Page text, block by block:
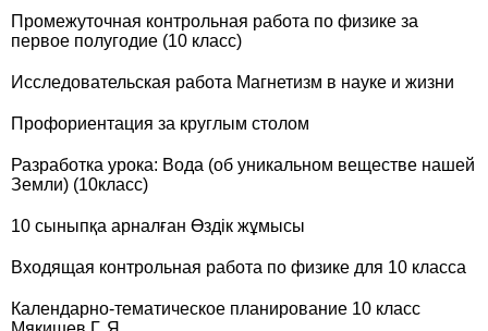
Промежуточная контрольная работа по физике за
первое полугодие (10 класс)
Исследовательская работа Магнетизм в науке и жизни
Профориентация за круглым столом
Разработка урока: Вода (об уникальном веществе нашей
Земли) (10класс)
10 сыныпқа арналған Өздік жұмысы
Входящая контрольная работа по физике для 10 класса
Календарно-тематическое планирование 10 класс